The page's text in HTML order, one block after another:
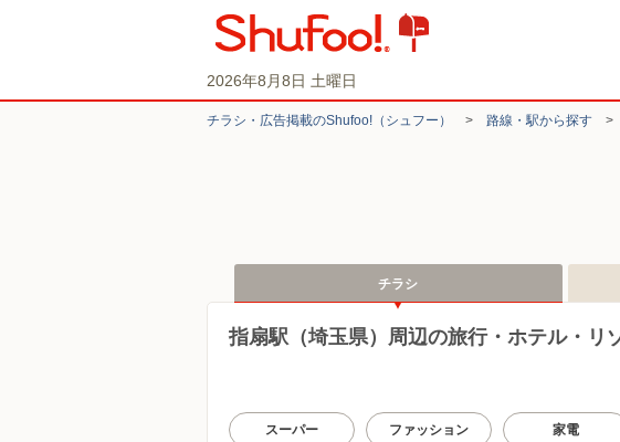
2026年8月8日 土曜日
チラシ・​広告掲載の​Shufoo!​（シュフー） > 路線・駅から探す >
チラシ
指扇駅（埼玉県）周辺の旅行・ホテル・リ
スーパー ファッション 家電